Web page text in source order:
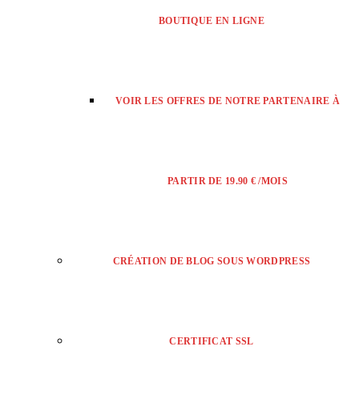
BOUTIQUE EN LIGNE
VOIR LES OFFRES DE NOTRE PARTENAIRE À
PARTIR DE 19.90 € /MOIS
CRÉATION DE BLOG SOUS WORDPRESS
CERTIFICAT SSL